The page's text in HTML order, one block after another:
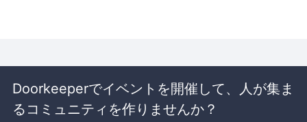
Doorkeeperでイベントを開催して、人が集ま
るコミュニティを作りませんか？